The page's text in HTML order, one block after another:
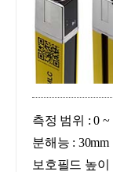
측정 범위 : 0 ~
분해능 : 30mm
보호필드 높이